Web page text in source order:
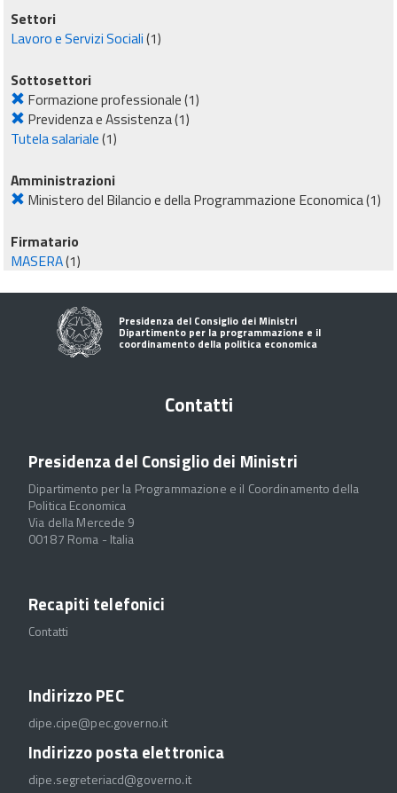
Settori
Lavoro e Servizi Sociali(1)
Sottosettori
Formazione professionale(1)
Previdenza e Assistenza(1)
Tutela salariale(1)
Amministrazioni
Ministero del Bilancio e della Programmazione Economica(1)
Firmatario
MASERA(1)
Presidenza del Consiglio dei Ministri
Dipartimento per la programmazione e il
coordinamento della politica economica
Contatti
Presidenza del Consiglio dei Ministri
Dipartimento per la Programmazione e il Coordinamento della
Politica Economica
Via della Mercede 9
00187 Roma - Italia
Recapiti telefonici
Contatti
Indirizzo PEC
dipe.cipe@pec.governo.it
Indirizzo posta elettronica
dipe.segreteriacd@governo.it